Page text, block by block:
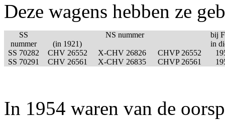
Deze wagens hebben ze
SS NS nummer
bij
nummer
(in 1921)
in
SS 70282
CHV 26552 X-CHV 26826 CHVP 26552
SS 70291
CHV 26561 X-CHV 26835 CHVP 26561
In 1954 waren van de